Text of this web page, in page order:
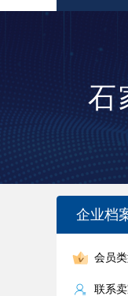
石
企业档
会员类
联系